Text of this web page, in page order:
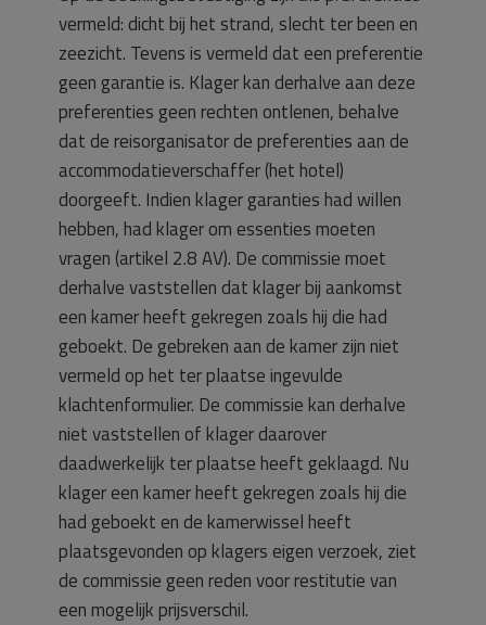
vermeld: dicht bij het strand, slecht ter been en
zeezicht. Tevens is vermeld dat een preferentie
geen garantie is. Klager kan derhalve aan deze
preferenties geen rechten ontlenen, behalve
dat de reisorganisator de preferenties aan de
accommodatieverschaffer (het hotel)
doorgeeft. Indien klager garanties had willen
hebben, had klager om essenties moeten
vragen (artikel 2.8 AV). De commissie moet
derhalve vaststellen dat klager bij aankomst
een kamer heeft gekregen zoals hij die had
geboekt. De gebreken aan de kamer zijn niet
vermeld op het ter plaatse ingevulde
klachtenformulier. De commissie kan derhalve
niet vaststellen of klager daarover
daadwerkelijk ter plaatse heeft geklaagd. Nu
klager een kamer heeft gekregen zoals hij die
had geboekt en de kamerwissel heeft
plaatsgevonden op klagers eigen verzoek, ziet
de commissie geen reden voor restitutie van
een mogelijk prijsverschil.